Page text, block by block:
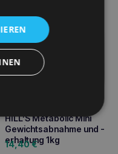
HILL’S Metabolic Mini
Gewichtsabnahme und -
erhaltung 1kg
14,40€